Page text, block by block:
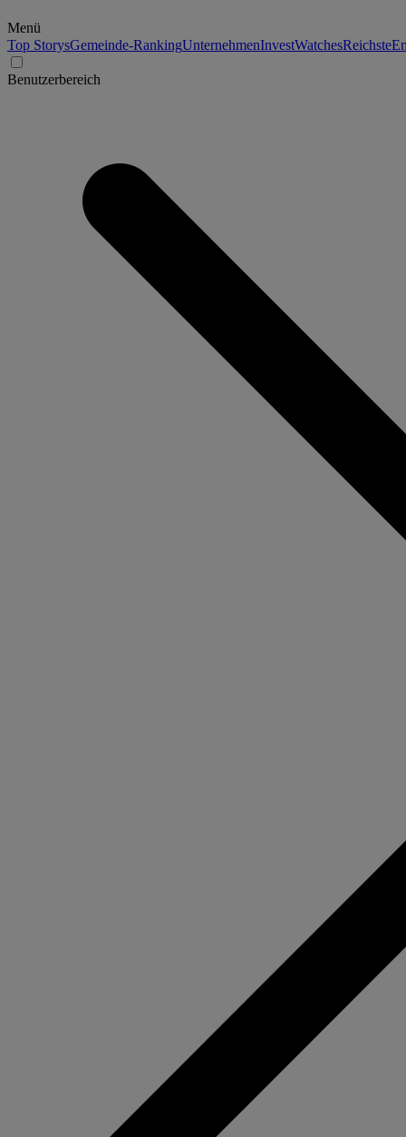
Menü
Top StorysGemeinde-RankingUnternehmenInvestWatchesReichste
Benutzerbereich